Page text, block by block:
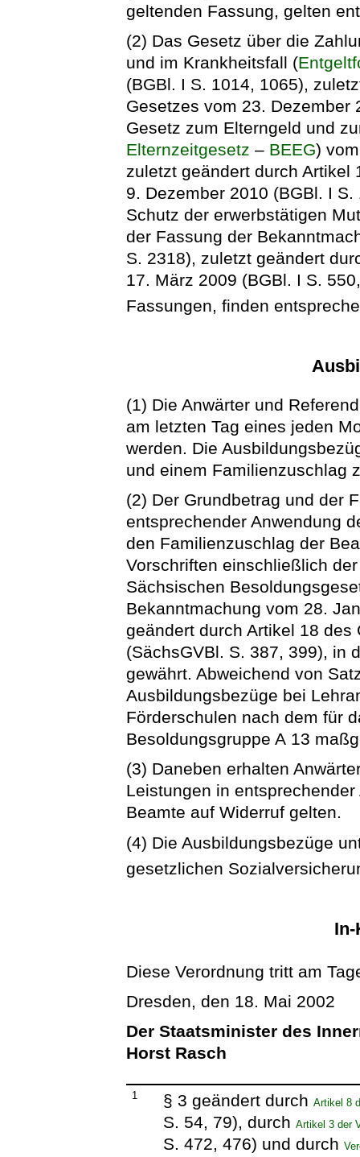
geltenden Fassung, gelten
(2) Das Gesetz über die
und im Krankheitsfall (
(BGBl. I S. 1014, 1065),
Gesetzes vom 23. Dezember
Gesetz zum Elterngeld und
Elternzeitgesetz – BEEG)
zuletzt geändert durch Artikel
9. Dezember 2010 (BGBl. I
Schutz der erwerbstätigen
der Fassung der
S. 2318), zuletzt geändert
17. März 2009 (BGBl. I S.
Fassungen, finden
(1) Die Anwärter und
am letzten Tag eines jeden
werden. Die
und einem Familienzuschlag
(2) Der Grundbetrag und der
entsprechender Anwendung
den Familienzuschlag der
Vorschriften einschließlich
Sächsischen
Bekanntmachung vom 28.
geändert durch Artikel 18
(SächsGVBl. S. 387, 399), in
gewährt. Abweichend von
Ausbildungsbezüge bei
Förderschulen nach dem für
Besoldungsgruppe A 13
(3) Daneben erhalten
Leistungen in
Beamte auf Widerruf gelten.
(4) Die Ausbildungsbezüge
gesetzlichen
Diese Verordnung tritt am
Dresden, den 18. Mai 2002
Der Staatsminister des
Horst Rasch
1 § 3 geändert durchArtikel 8
S. 54, 79), durchArtikel 3 der
S. 472, 476) und durch